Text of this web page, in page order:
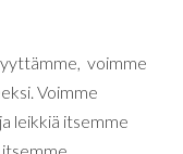
voimme
Voimme
leikkiä itsemme